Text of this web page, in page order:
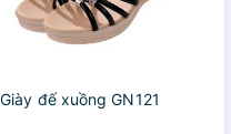
Giày đế xuồng GN121